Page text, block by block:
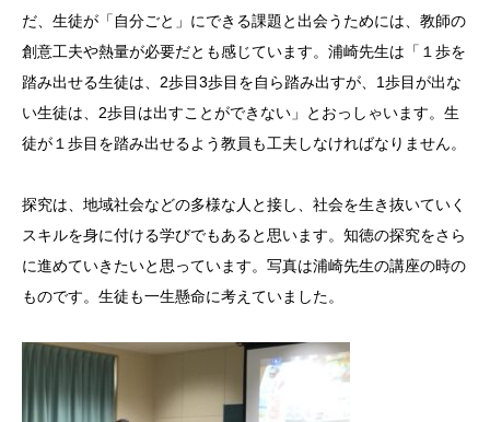
だ、生徒が「自分ごと」にできる課題と出会うためには、教師の
創意工夫や熱量が必要だとも感じています。浦崎先生は「１歩を
踏み出せる生徒は、2歩目3歩目を自ら踏み出すが、1歩目が出な
い生徒は、2歩目は出すことができない」とおっしゃいます。生
徒が１歩目を踏み出せるよう教員も工夫しなければなりません。
探究は、地域社会などの多様な人と接し、社会を生き抜いていく
スキルを身に付ける学びでもあると思います。知徳の探究をさら
に進めていきたいと思っています。写真は浦崎先生の講座の時の
ものです。生徒も一生懸命に考えていました。